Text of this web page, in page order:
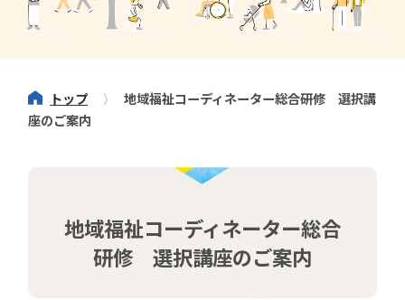
トップ
地域福祉コーディネーター総合研修 選択講
座のご案内
地域福祉コーディネーター総合
研修 選択講座のご案内